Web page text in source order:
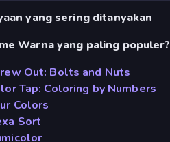
yang sering ditanyakan
Warna yang paling populer?
Out: Bolts and Nuts
Tap: Coloring by Numbers
Colors
Sort